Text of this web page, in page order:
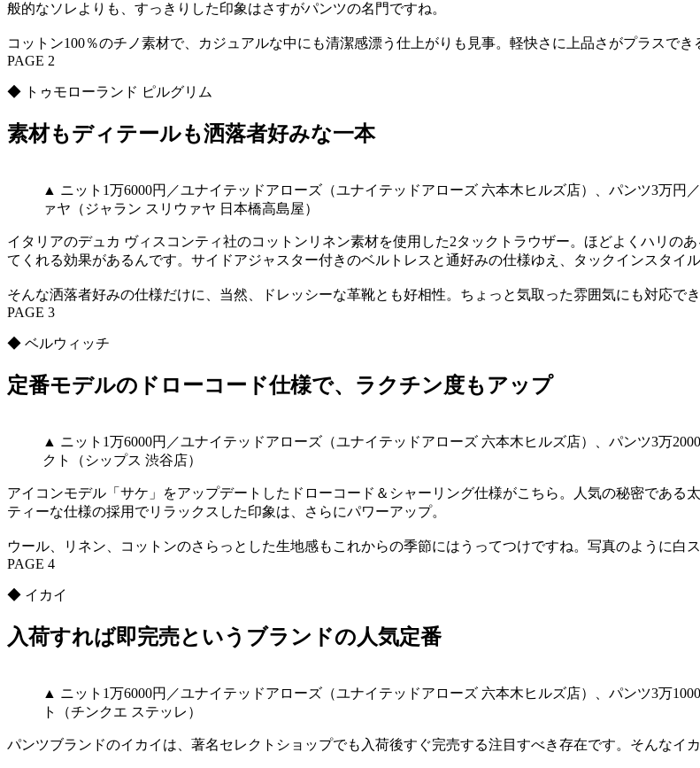
般的なソレよりも、すっきりした印象はさすがパンツの名門ですね。
コットン100％のチノ素材で、カジュアルな中にも清潔感漂う仕上がりも見事。軽快さに上品さがプラスで
PAGE 2
◆ トゥモローランド ピルグリム
素材もディテールも洒落者好みな一本
▲ ニット1万6000円／ユナイテッドアローズ（ユナイテッドアローズ 六本木ヒルズ店）、パンツ3万円
ァヤ（ジャラン スリウァヤ 日本橋高島屋）
イタリアのデュカ ヴィスコンティ社のコットンリネン素材を使用した2タックトラウザー。ほどよくハリの
てくれる効果があるんです。サイドアジャスター付きのベルトレスと通好みの仕様ゆえ、タックインスタイ
そんな洒落者好みの仕様だけに、当然、ドレッシーな革靴とも好相性。ちょっと気取った雰囲気にも対応で
PAGE 3
◆ ベルウィッチ
定番モデルのドローコード仕様で、ラクチン度もアップ
▲ ニット1万6000円／ユナイテッドアローズ（ユナイテッドアローズ 六本木ヒルズ店）、パンツ3万
クト（シップス 渋谷店）
アイコンモデル「サケ」をアップデートしたドローコード＆シャーリング仕様がこちら。人気の秘密であ
ティーな仕様の採用でリラックスした印象は、さらにパワーアップ。
ウール、リネン、コットンのさらっとした生地感もこれからの季節にはうってつけですね。写真のように白
PAGE 4
◆ イカイ
入荷すれば即完売というブランドの人気定番
▲ ニット1万6000円／ユナイテッドアローズ（ユナイテッドアローズ 六本木ヒルズ店）、パンツ3万
ト（チンクエ ステッレ）
パンツブランドのイカイは、著名セレクトショップでも入荷後すぐ完売する注目すべき存在です。そんなイ